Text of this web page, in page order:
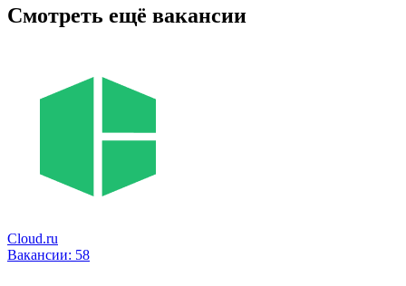
Смотреть ещё вакансии
Cloud.ru
Вакансии: 58